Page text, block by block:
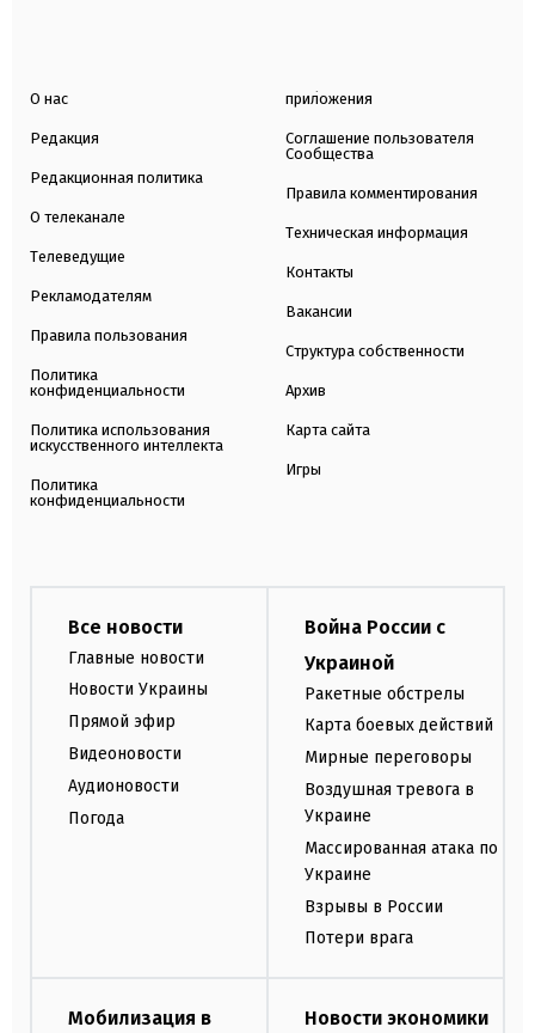
О нас
Редакция
Редакционная политика
О телеканале
Телеведущие
Рекламодателям
Правила пользования
Политика
конфиденциальности
Политика использования
искусственного интеллекта
Политика
конфиденциальности
приложения
Соглашение пользователя
Сообщества
Правила комментирования
Техническая информация
Контакты
Вакансии
Структура собственности
Архив
Карта сайта
Игры
Все новости
Главные новости
Новости Украины
Прямой эфир
Видеоновости
Аудионовости
Погода
Война России с
Украиной
Ракетные обстрелы
Карта боевых действий
Мирные переговоры
Воздушная тревога в
Украине
Массированная атака по
Украине
Взрывы в России
Потери врага
Мобилизация в
Новости экономики